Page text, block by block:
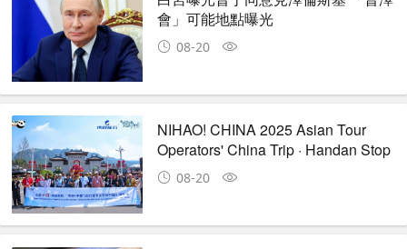
會」可能地點曝光
08-20
NIHAO! CHINA 2025 Asian Tour
Operators' China Trip · Handan Stop
& "Show the World Handan"
Exchange Conference Successfully
08-20